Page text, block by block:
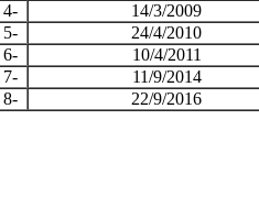
4-
14/3/2009
5-
24/4/2010
6-
10/4/2011
7-
11/9/2014
8-
22/9/2016